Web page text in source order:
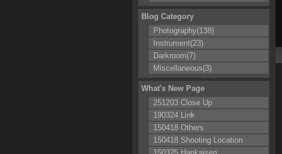
Blog Category
Photography(138)
Instrument(23)
Darkroom(7)
Miscellaneous(3)
What's New Page
251203 Close Up
190324 Link
150418 Others
150418 Shooting Location